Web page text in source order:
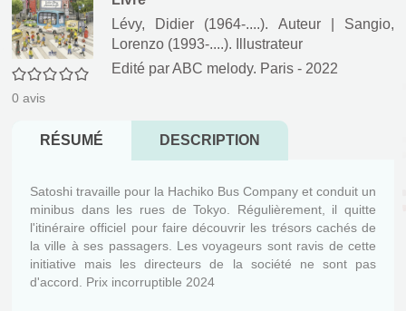
0/5
0 avis
Lévy, Didier (1964-....). Auteur| Sangio,
Lorenzo (1993-....). Illustrateur
Edité parABC melody. Paris - 2022
RÉSUMÉ DESCRIPTION
Satoshi travaille pour la Hachiko Bus Company et conduit un
minibus dans les rues de Tokyo. Régulièrement, il quitte
l'itinéraire officiel pour faire découvrir les trésors cachés de
la ville à ses passagers. Les voyageurs sont ravis de cette
initiative mais les directeurs de la société ne sont pas
d'accord. Prix incorruptible 2024